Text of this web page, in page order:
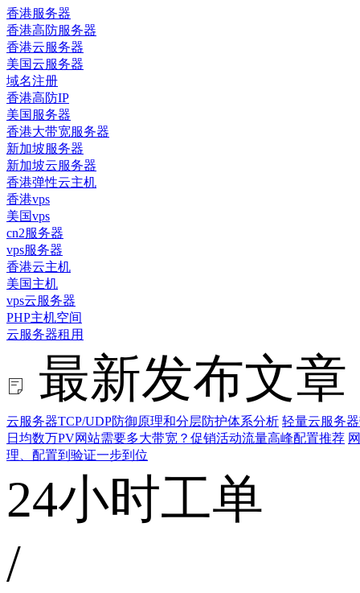
香港服务器
香港高防服务器
香港云服务器
美国云服务器
域名注册
香港高防IP
美国服务器
香港大带宽服务器
新加坡服务器
新加坡云服务器
香港弹性云主机
香港vps
美国vps
cn2服务器
vps服务器
香港云主机
美国主机
vps云服务器
PHP主机空间
云服务器租用
最新发布文章
云服务器TCP/UDP防御原理和分层防护体系分析 轻量云服务
日均数万PV网站需要多大带宽？促销活动流量高峰配置推荐
理、配置到验证一步到位
24小时工单
/